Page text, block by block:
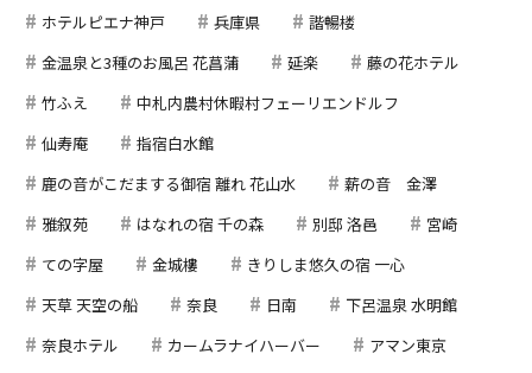
ホテルピエナ神戸
兵庫県
諧暢楼
金温泉と3種のお風呂 花菖蒲
延楽
藤の花ホテル
竹ふえ
中札内農村休暇村フェーリエンドルフ
仙寿庵
指宿白水館
鹿の音がこだまする御宿 離れ 花山水
薪の音 金澤
雅叙苑
はなれの宿 千の森 別邸 洛邑
宮崎
ての字屋
金城樓
きりしま悠久の宿 一心
天草 天空の船
奈良 日南
下呂温泉 水明館
奈良ホテル
カームラナイハーバー
アマン東京